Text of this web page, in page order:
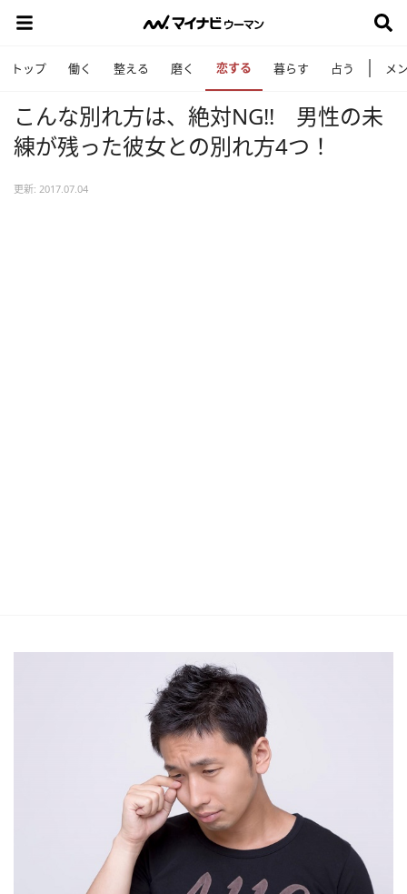
トップ 働く 整える 磨く 恋する 暮らす 占う メ
こんな別れ方は、絶対NG!! 男性の未
練が残った彼女との別れ方4つ！
更新: 2017.07.04